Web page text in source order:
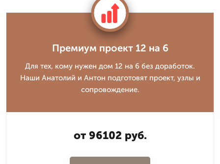
Премиум проект 12 на 6
Для тех, кому нужен дом 12 на 6 без доработок.
Наши Анатолий и Антон подготовят проект, узлы и
сопровождение.
от 96102 руб.